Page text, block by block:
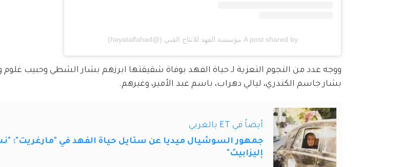
A post shared by مؤسسة الفهد للانتاج الفني (@hayatalfahad)
ووجه عدد من النجوم التعزية لـ حياة الفهد بوفاة شقيقتها ابرزهم بشار الشطي وحبيب غلوم
بشار جاسم الكندري، ليالي دهراب، باسم عبد الأمير، وغيرهم.
أيضاً في ET بالعربي
جمهور السوشيال ميديا عن ستايل حياة الفهد في "مارغريت":
إليزابيث"